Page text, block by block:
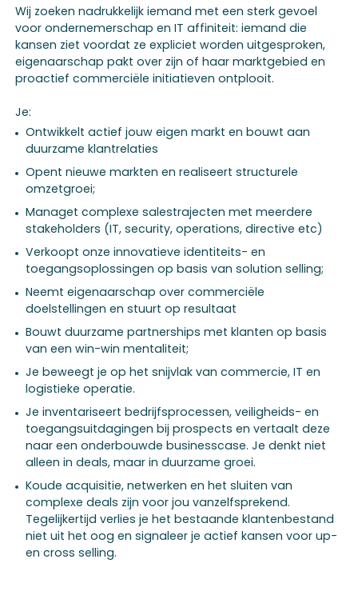
Wij zoeken nadrukkelijk iemand met een sterk gevoel
voor ondernemerschap en IT affiniteit: iemand die
kansen ziet voordat ze expliciet worden uitgesproken,
eigenaarschap pakt over zijn of haar marktgebied en
proactief commerciële initiatieven ontplooit.
Je:
Ontwikkelt actief jouw eigen markt en bouwt aan
duurzame klantrelaties
Opent nieuwe markten en realiseert structurele
omzetgroei;
Managet complexe salestrajecten met meerdere
stakeholders (IT, security, operations, directive etc)
Verkoopt onze innovatieve identiteits- en
toegangsoplossingen op basis van solution selling;
Neemt eigenaarschap over commerciële
doelstellingen en stuurt op resultaat
Bouwt duurzame partnerships met klanten op basis
van een win-win mentaliteit;
Je beweegt je op het snijvlak van commercie, IT en
logistieke operatie.
Je inventariseert bedrijfsprocessen, veiligheids- en
toegangsuitdagingen bij prospects en vertaalt deze
naar een onderbouwde businesscase. Je denkt niet
alleen in deals, maar in duurzame groei.
Koude acquisitie, netwerken en het sluiten van
complexe deals zijn voor jou vanzelfsprekend.
Tegelijkertijd verlies je het bestaande klantenbestand
niet uit het oog en signaleer je actief kansen voor up-
en cross selling.